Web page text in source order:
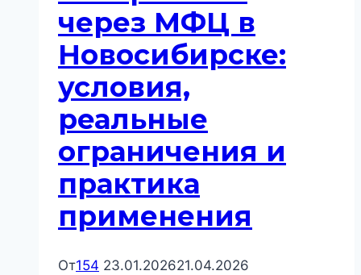
через МФЦ в
Новосибирске:
условия,
реальные
ограничения и
практика
применения
От154 23.01.202621.04.2026